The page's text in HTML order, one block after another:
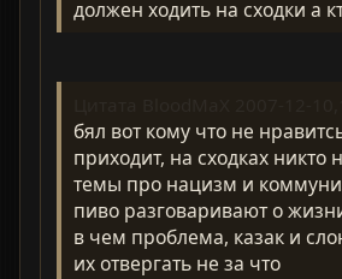
должен ходить на сходки а
бял вот кому что не
приходит, на сходках никто
темы про нацизм и
пиво разговаривают о
в чем проблема, казак и
их отвергать не за что